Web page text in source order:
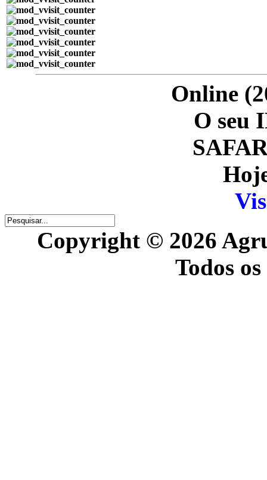
Online
O seu
Copyright © 2026
Todos